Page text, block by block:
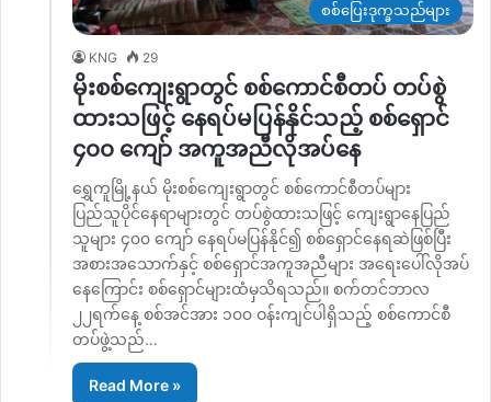
စစ်ပြေးဒုက္ခသည်များ
KNG 29
မိုးစစ်ကျေးရွာတွင် စစ်ကောင်စီတပ် တပ်စွဲ
ထားသဖြင့် နေရပ်မပြန်နိုင်သည့် စစ်ရှောင်
၄၀၀ ကျော် အကူအညီလိုအပ်နေ
ရွှေကူမြို့နယ် မိုးစစ်ကျေးရွာတွင် စစ်ကောင်စီတပ်များ
ပြည်သူပိုင်နေရာများတွင် တပ်စွဲထားသဖြင့် ကျေးရွာနေပြည်
သူများ ၄၀၀ ကျော် နေရပ်မပြန်နိုင်၍ စစ်ရှောင်နေရဆဲဖြစ်ပြီး
အစားအသောက်နှင့် စစ်ရှောင်အကူအညီများ အရေးပေါ်လိုအပ်
နေကြောင်း စစ်ရှောင်များထံမှသိရသည်။ စက်တင်ဘာလ
၂၂ရက်နေ့ စစ်အင်အား ၁၀၀ ဝန်းကျင်ပါရှိသည့် စစ်ကောင်စီ
တပ်ဖွဲ့သည်…
Read More »